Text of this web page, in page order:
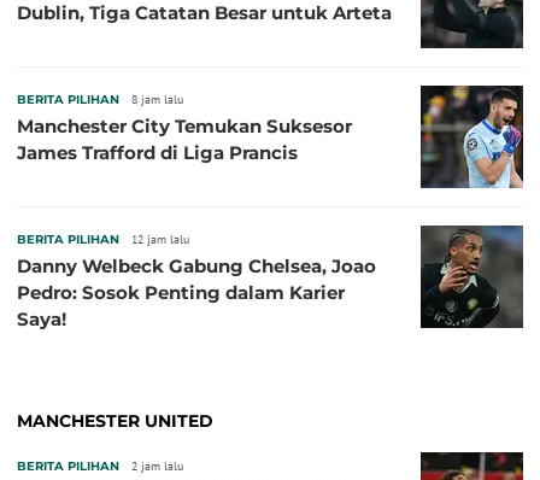
Dublin, Tiga Catatan Besar untuk Arteta
BERITA PILIHAN 8 jam lalu
Manchester City Temukan Suksesor
James Trafford di Liga Prancis
BERITA PILIHAN 12 jam lalu
Danny Welbeck Gabung Chelsea, Joao
Pedro: Sosok Penting dalam Karier
Saya!
MANCHESTER UNITED
BERITA PILIHAN 2 jam lalu